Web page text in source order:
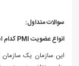
سوالات متداول:
انواع عضویت PMI کدام است ؟
این سازمان یک